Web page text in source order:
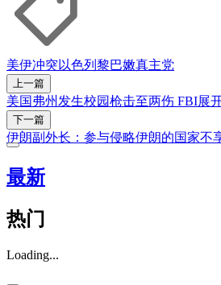
美伊冲突以色列 黎巴嫩真主党
上一篇
美国弗州发生校园枪击至两伤 FBI展
下一篇
伊朗副外长：参与侵略伊朗的国家不
最新
热门
Loading...